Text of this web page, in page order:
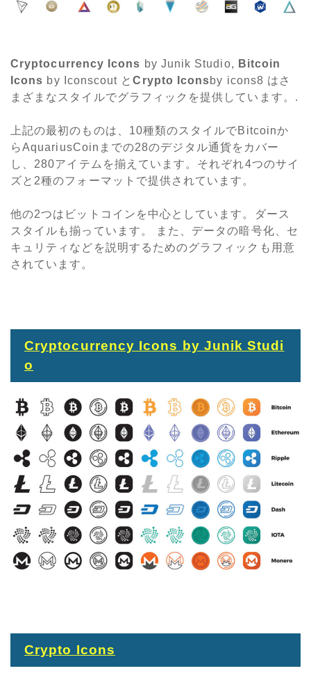
Cryptocurrency Icons by Junik Studio, Bitcoin
Icons by Iconscout とCrypto Iconsby icons8 はさ
まざまなスタイルでグラフィックを提供しています。.
上記の最初のものは、10種類のスタイルでBitcoinか
らAquariusCoinまでの28のデジタル通貨をカバー
し、280アイテムを揃えています。それぞれ4つのサイ
ズと2種のフォーマットで提供されています。
他の2つはビットコインを中心としています。ダース
スタイルも揃っています。 また、データの暗号化、セ
キュリティなどを説明するためのグラフィックも用意
されています。
Cryptocurrency Icons by Junik Studi
o
Crypto Icons